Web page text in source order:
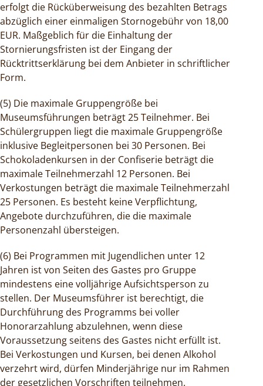
erfolgt die Rücküberweisung des bezahlten Betrags
abzüglich einer einmaligen Stornogebühr von 18,00
EUR. Maßgeblich für die Einhaltung der
Stornierungsfristen ist der Eingang der
Rücktrittserklärung bei dem Anbieter in schriftlicher
Form.
(5) Die maximale Gruppengröße bei
Museumsführungen beträgt 25 Teilnehmer. Bei
Schülergruppen liegt die maximale Gruppengröße
inklusive Begleitpersonen bei 30 Personen. Bei
Schokoladenkursen in der Confiserie beträgt die
maximale Teilnehmerzahl 12 Personen. Bei
Verkostungen beträgt die maximale Teilnehmerzahl
25 Personen. Es besteht keine Verpflichtung,
Angebote durchzuführen, die die maximale
Personenzahl übersteigen.
(6) Bei Programmen mit Jugendlichen unter 12
Jahren ist von Seiten des Gastes pro Gruppe
mindestens eine volljährige Aufsichtsperson zu
stellen. Der Museumsführer ist berechtigt, die
Durchführung des Programms bei voller
Honorarzahlung abzulehnen, wenn diese
Voraussetzung seitens des Gastes nicht erfüllt ist.
Bei Verkostungen und Kursen, bei denen Alkohol
verzehrt wird, dürfen Minderjährige nur im Rahmen
der gesetzlichen Vorschriften teilnehmen.